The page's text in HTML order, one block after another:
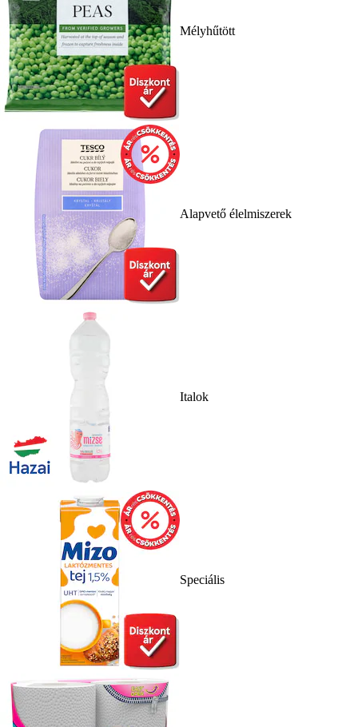
Mélyhűtött
Alapvető élelmiszerek
Italok
Speciális